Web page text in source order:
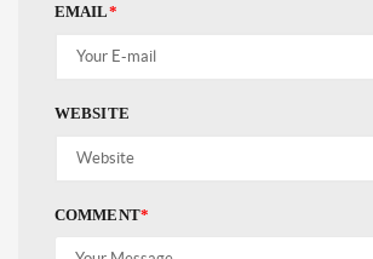
EMAIL*
WEBSITE
COMMENT*